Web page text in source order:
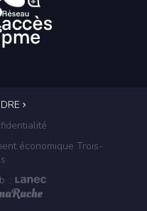
économique Trois-
::